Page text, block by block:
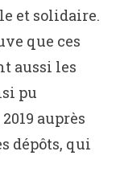
et solidaire.
que ces
aussi les
pu
auprès
dépôts, qui